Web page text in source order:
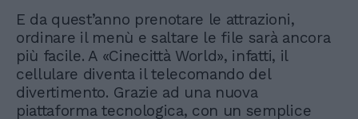
E da quest’anno prenotare le attrazioni,
ordinare il menù e saltare le file sarà ancora
più facile. A «Cinecittà World», infatti, il
cellulare diventa il telecomando del
divertimento. Grazie ad una nuova
piattaforma tecnologica, con un semplice